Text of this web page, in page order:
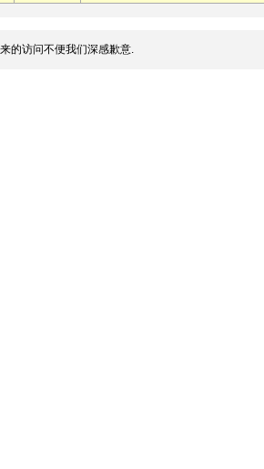
的访问不便我们深感歉意.